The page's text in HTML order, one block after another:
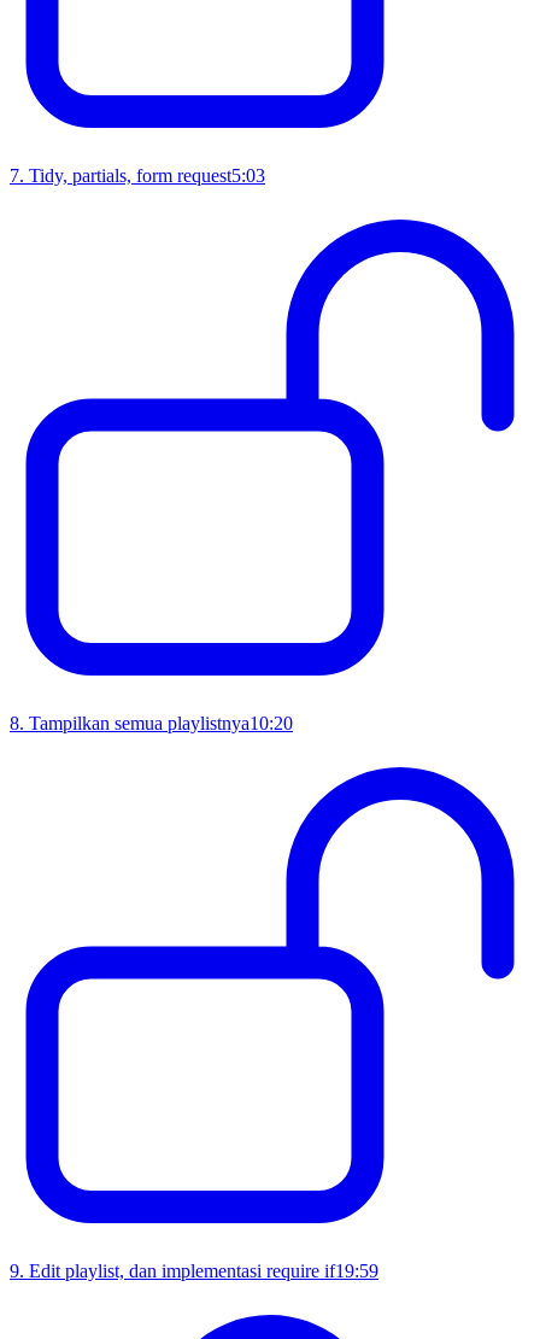
7. Tidy, partials, form request5:03
8. Tampilkan semua playlistnya10:20
9. Edit playlist, dan implementasi require if19:59